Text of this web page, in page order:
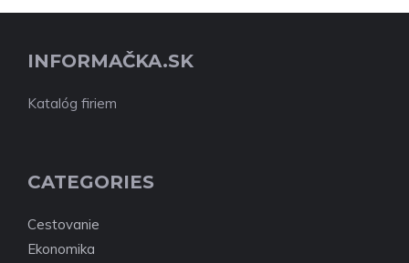
INFORMAČKA.SK
Katalóg firiem
CATEGORIES
Cestovanie
Ekonomika